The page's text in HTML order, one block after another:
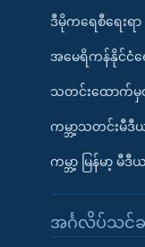
ဒီမိုကရေစီရေးရာ
အမေရိကန်နိုင်ငံရ
သတင်းထောက်
ကမ္ဘာ့သတင်းမီဒီ
ကမ္ဘာ့ မြန်မာ့ မီ
အင်္ဂလိပ်သင်ခန်